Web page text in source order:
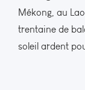
Mékong, au
trentaine de
soleil ardent